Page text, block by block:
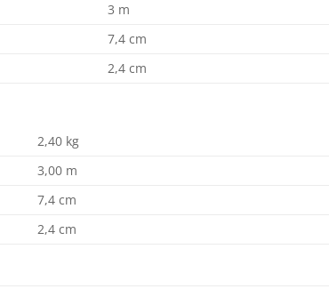
3 m
7,4 cm
2,4 cm
2,40 kg
3,00 m
7,4 cm
2,4 cm